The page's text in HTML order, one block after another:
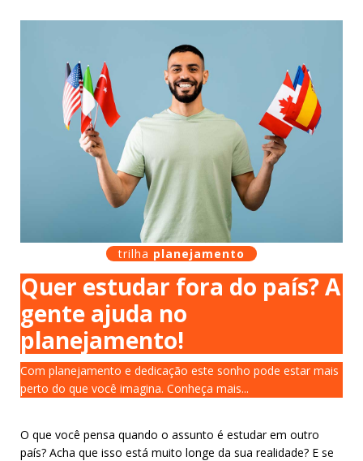
trilha planejamento
Quer estudar fora do país? A
gente ajuda no
planejamento!
Com planejamento e dedicação este sonho pode estar mais
perto do que você imagina. Conheça mais...
O que você pensa quando o assunto é estudar em outro
país? Acha que isso está muito longe da sua realidade? E se